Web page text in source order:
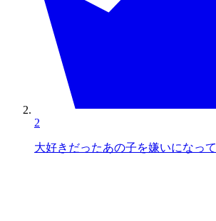
2
大好きだったあの子を嫌いになって